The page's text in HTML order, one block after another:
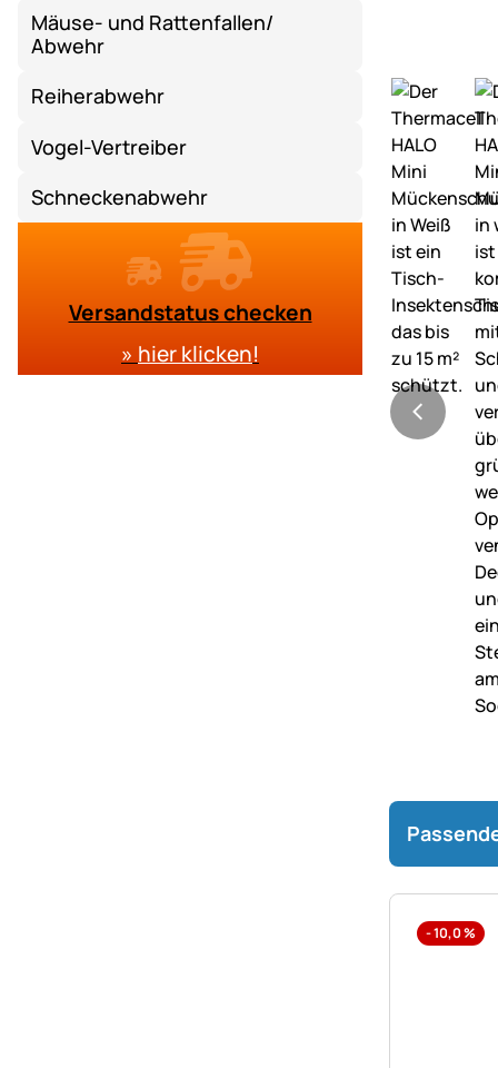
Mäuse- und Rattenfallen/
Abwehr
Reiherabwehr
Vogel-Vertreiber
Schneckenabwehr
Versandstatus checken
» hier klicken!
-10,0%